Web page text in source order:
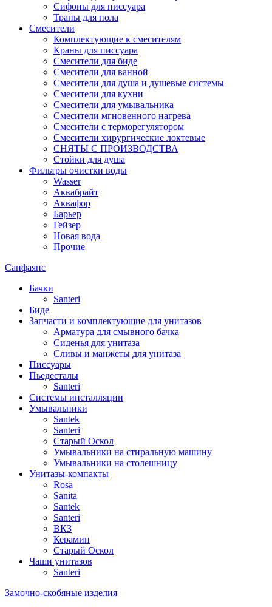
Сифоны для писсуара
Трапы для пола
Смесители
Комплектующие к смесителям
Краны для писсуара
Смесители для биде
Смесители для ванной
Смесители для душа и душевые системы
Смесители для кухни
Смесители для умывальника
Смесители мгновенного нагрева
Смесители с терморегулятором
Смесители хирургические локтевые
СНЯТЫ С ПРОИЗВОДСТВА
Стойки для душа
Фильтры очистки воды
Wasser
Аквабрайт
Аквафор
Барьер
Гейзер
Новая вода
Прочие
Санфаянс
Бачки
Santeri
Биде
Запчасти и комплектующие для унитазов
Арматура для смывного бачка
Сиденья для унитаза
Сливы и манжеты для унитаза
Писсуары
Пьедесталы
Santeri
Системы инсталляции
Умывальники
Santek
Santeri
Старый Оскол
Умывальники на стиральную машину
Умывальники на столешницу
Унитазы-компакты
Rosa
Sanita
Santek
Santeri
ВКЗ
Керамин
Старый Оскол
Чаши унитазов
Santeri
Замочно-скобяные изделия